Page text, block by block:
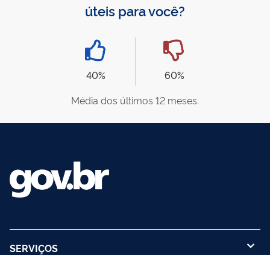
úteis para você?
40%
60%
Média dos últimos 12 meses.
SERVIÇOS